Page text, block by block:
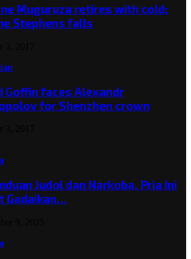
Muguruza retires with cold;
Stephens falls
Goffin faces Alexandr
for Shenzhen crown
Judol dan Narkoba, Pria Ini
Gadaikan…